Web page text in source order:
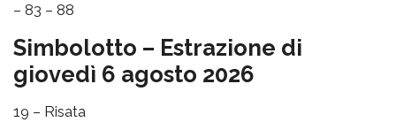
– 83 – 88
Simbolotto – Estrazione di
giovedì 6 agosto 2026
19 – Risata